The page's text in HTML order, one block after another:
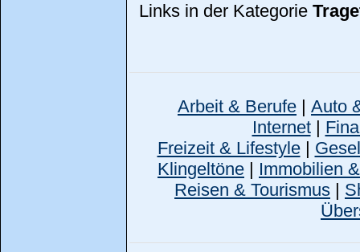
Links in der Kategorie
Arbeit & Berufe | Auto
Internet|
Freizeit & Lifestyle|
Klingeltöne | Immobilien
Reisen & Tourismus |